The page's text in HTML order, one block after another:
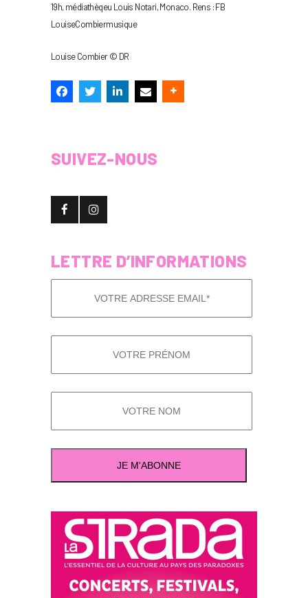
19h, médiathèqeu Louis Notari, Monaco. Rens : FB
LouiseCombiermusique
Louise Combier © DR
SUIVEZ-NOUS
LETTRE D’INFORMATIONS